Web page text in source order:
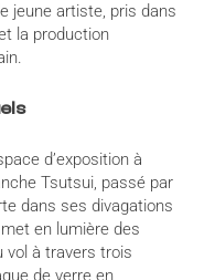
jeune artiste, pris dans
la production
d’exposition à
Tsutsui, passé par
dans ses divagations
met en lumière des
vol à travers trois
de verre en